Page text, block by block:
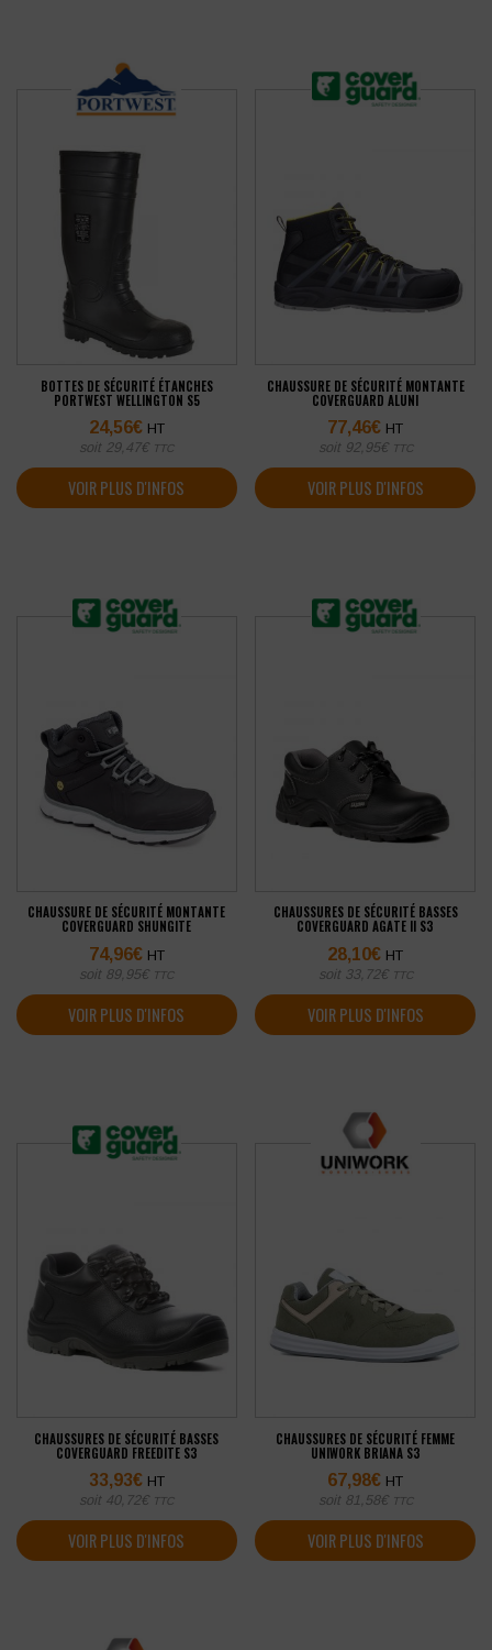
BOTTES DE SÉCURITÉ ÉTANCHES
PORTWEST WELLINGTON S5
24,56€ HT
soit 29,47€ TTC
VOIR PLUS D'INFOS
CHAUSSURE DE SÉCURITÉ MONTANTE
COVERGUARD ALUNI
77,46€ HT
soit 92,95€ TTC
VOIR PLUS D'INFOS
CHAUSSURE DE SÉCURITÉ MONTANTE
COVERGUARD SHUNGITE
74,96€ HT
soit 89,95€ TTC
VOIR PLUS D'INFOS
CHAUSSURES DE SÉCURITÉ BASSES
COVERGUARD AGATE II S3
28,10€ HT
soit 33,72€ TTC
VOIR PLUS D'INFOS
CHAUSSURES DE SÉCURITÉ BASSES
COVERGUARD FREEDITE S3
33,93€ HT
soit 40,72€ TTC
VOIR PLUS D'INFOS
CHAUSSURES DE SÉCURITÉ FEMME
UNIWORK BRIANA S3
67,98€ HT
soit 81,58€ TTC
VOIR PLUS D'INFOS